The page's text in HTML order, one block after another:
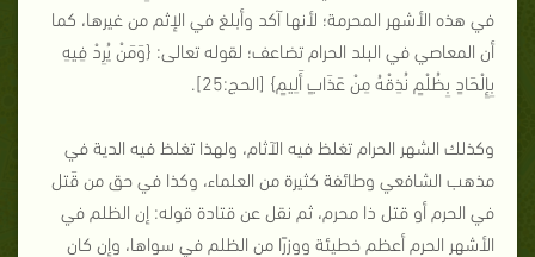
في هذه الأشهر المحرمة؛ لأنها آكد وأبلغ في الإثم من غيرها، كما
أن المعاصي في البلد الحرام تضاعف؛ لقوله تعالى: {وَمَنْ يُرِدْ فِيهِ
بِإِلْحَادٍ بِظُلْمٍ نُذِقْهُ مِنْ عَذَابٍ أَلِيمٍ} [الحج:25].
وكذلك الشهر الحرام تغلظ فيه الآثام، ولهذا تغلظ فيه الدية في
مذهب الشافعي وطائفة كثيرة من العلماء، وكذا في حق من قَتل
في الحرم أو قتل ذا محرم، ثم نقل عن قتادة قوله: إن الظلم في
الأشهر الحرم أعظم خطيئة ووزرًا من الظلم في سواها، وإن كان